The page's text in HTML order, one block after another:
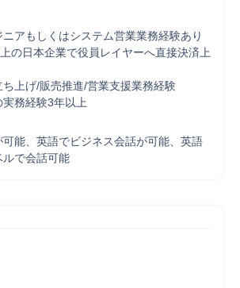
ニアもしくはシステム営業業務経験あり
の日本企業で役員レイヤーへ直接決済上
ち上げ/販売推進/営業支援業務経験
実務経験3年以上
能、英語でビジネス会話が可能、英語
ルで会話可能